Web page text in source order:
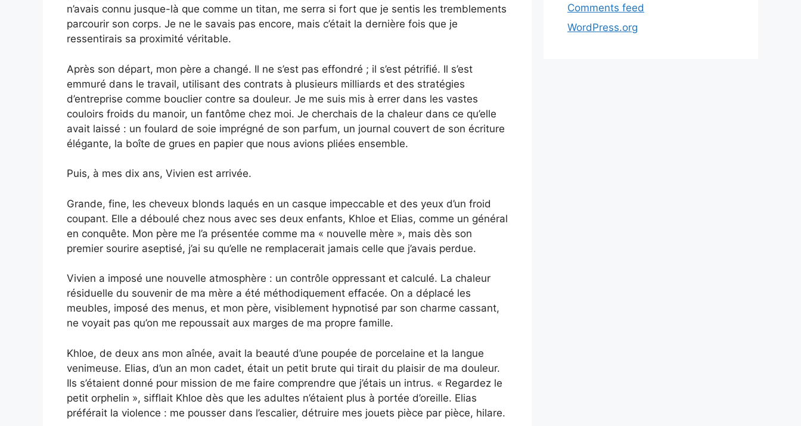
n’avais connu jusque-là que comme un titan, me serra si fort que je sentis les tremblements
parcourir son corps. Je ne le savais pas encore, mais c’était la dernière fois que je
ressentirais sa proximité véritable.
Après son départ, mon père a changé. Il ne s’est pas effondré ; il s’est pétrifié. Il s’est
emmuré dans le travail, utilisant des contrats à plusieurs milliards et des stratégies
d’entreprise comme bouclier contre sa douleur. Je me suis mis à errer dans les vastes
couloirs froids du manoir, un fantôme chez moi. Je cherchais de la chaleur dans ce qu’elle
avait laissé : un foulard de soie imprégné de son parfum, un journal couvert de son écriture
élégante, la boîte de grues en papier que nous avions pliées ensemble.
Puis, à mes dix ans, Vivien est arrivée.
Grande, fine, les cheveux blonds laqués en un casque impeccable et des yeux d’un froid
coupant. Elle a déboulé chez nous avec ses deux enfants, Khloe et Elias, comme un général
en conquête. Mon père me l’a présentée comme ma « nouvelle mère », mais dès son
premier sourire aseptisé, j’ai su qu’elle ne remplacerait jamais celle que j’avais perdue.
Vivien a imposé une nouvelle atmosphère : un contrôle oppressant et calculé. La chaleur
résiduelle du souvenir de ma mère a été méthodiquement effacée. On a déplacé les
meubles, imposé des menus, et mon père, visiblement hypnotisé par son charme cassant,
ne voyait pas qu’on me repoussait aux marges de ma propre famille.
Khloe, de deux ans mon aînée, avait la beauté d’une poupée de porcelaine et la langue
venimeuse. Elias, d’un an mon cadet, était un petit brute qui tirait du plaisir de ma douleur.
Ils s’étaient donné pour mission de me faire comprendre que j’étais un intrus. « Regardez le
petit orphelin », sifflait Khloe dès que les adultes n’étaient plus à portée d’oreille. Elias
préférait la violence : me pousser dans l’escalier, détruire mes jouets pièce par pièce, hilare.
Comments feed
WordPress.org